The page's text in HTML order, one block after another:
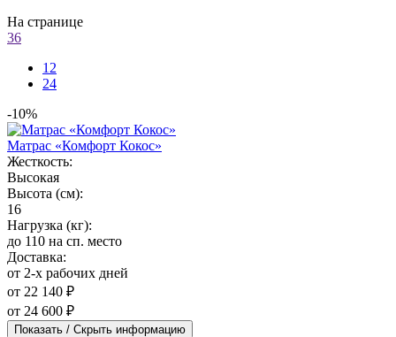
На странице
36
12
24
-10%
Матрас «Комфорт Кокос»
Жесткость:
Высокая
Высота (см):
16
Нагрузка (кг):
до 110 на сп. место
Доставка:
от 2-х рабочих дней
от 22 140 ₽
от 24 600 ₽
Показать / Скрыть информацию